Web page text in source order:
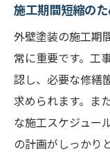
施工期間短縮の
外壁塗装の施工期
常に重要です。工
認し、必要な修繕
求められます。ま
な施工スケジュー
の計画がしっかり